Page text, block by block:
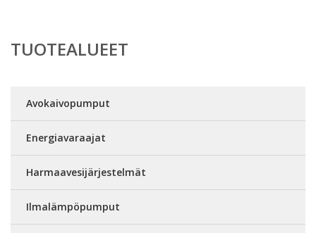
TUOTEALUEET
Avokaivopumput
Energiavaraajat
Harmaavesijärjestelmät
Ilmalämpöpumput